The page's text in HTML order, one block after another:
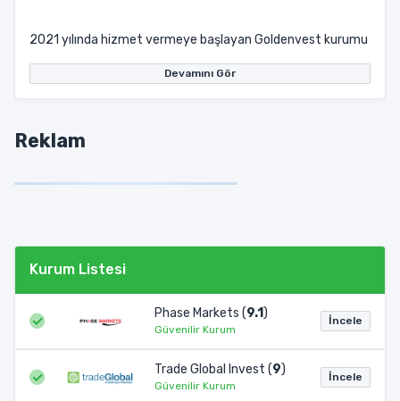
2021 yılında hizmet vermeye başlayan Goldenvest kurumu
Devamını Gör
Reklam
Kurum Listesi
Phase Markets (9.1)
Güvenilir Kurum
İncele
Trade Global Invest (9)
Güvenilir Kurum
İncele